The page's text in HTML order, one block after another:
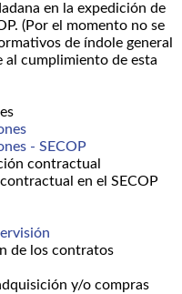
en la expedición de
(Por el momento no se
de índole general
al cumplimiento de esta
- SECOP
contractual
en el SECOP
de los contratos
y/o compras